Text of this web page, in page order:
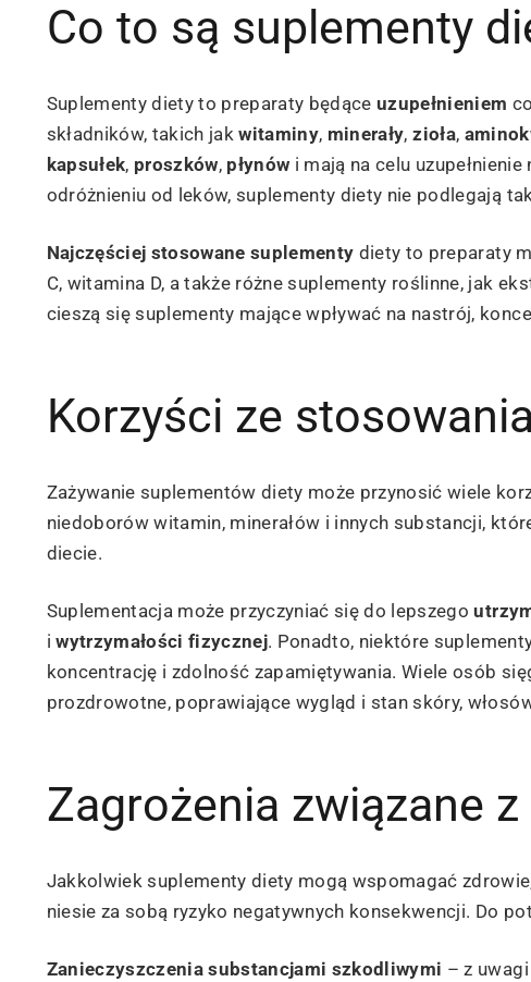
Co to są suplementy
Suplementy diety to preparaty będąceuzupełnieniem
składników, takich jakwitaminy, minerały,zioła,
kapsułek, proszków, płynów i mają na celu
odróżnieniu od leków, suplementy diety nie podlegają
Najczęściej stosowane suplementy diety to preparaty
C, witamina D, a także różne suplementy roślinne, jak
cieszą się suplementy mające wpływać na nastrój,
Korzyści ze
Zażywanie suplementów diety może przynosić wiele
niedoborów witamin, minerałów i innych substancji,
diecie.
Suplementacja może przyczyniać się do lepszego
iwytrzymałości fizycznej. Ponadto, niektóre
koncentrację i zdolność zapamiętywania. Wiele osób
prozdrowotne, poprawiające wygląd i stan skóry,
Zagrożenia związane
Jakkolwiek suplementy diety mogą wspomagać
niesie za sobą ryzyko negatywnych konsekwencji. Do
Zanieczyszczenia substancjami szkodliwymi – z